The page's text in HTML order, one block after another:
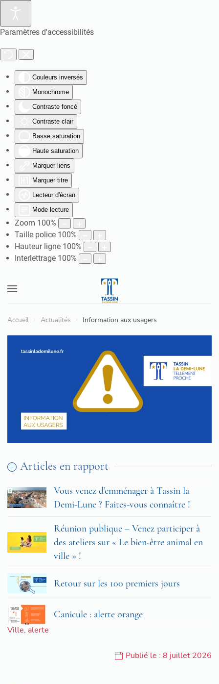
Paramètres d'accessibilités
Couleurs inversés
Monochrome
Contraste foncé
Contraste clair
Basse saturation
Haute saturation
Marquer liens
Marquer titre
Lecteur d'écran
Mode lecture
Zoom 100%
Taille police 100%
Hauteur ligne 100%
Interlettrage 100%
Accueil Actualités Information aux usagers
Articles en rapport
Vous venez d’emménager à Tassin la
Demi-Lune ? Faites-vous connaître !
Réunion publique – Venez participer à
des ateliers sur « Le bien-être animal en
ville » !
Retour sur les 100 premiers jours
Canicule : alerte orange
Ville, alerte
Publié le : 8 juillet 2026